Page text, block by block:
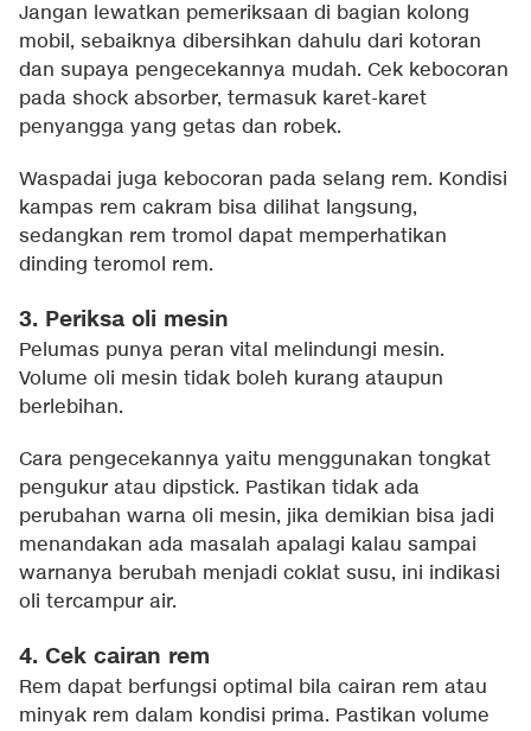
Jangan lewatkan pemeriksaan di bagian kolong
mobil, sebaiknya dibersihkan dahulu dari kotoran
dan supaya pengecekannya mudah. Cek kebocoran
pada shock absorber, termasuk karet-karet
penyangga yang getas dan robek.
Waspadai juga kebocoran pada selang rem. Kondisi
kampas rem cakram bisa dilihat langsung,
sedangkan rem tromol dapat memperhatikan
dinding teromol rem.
3. Periksa oli mesin
Pelumas punya peran vital melindungi mesin.
Volume oli mesin tidak boleh kurang ataupun
berlebihan.
Cara pengecekannya yaitu menggunakan tongkat
pengukur atau dipstick. Pastikan tidak ada
perubahan warna oli mesin, jika demikian bisa jadi
menandakan ada masalah apalagi kalau sampai
warnanya berubah menjadi coklat susu, ini indikasi
oli tercampur air.
4. Cek cairan rem
Rem dapat berfungsi optimal bila cairan rem atau
minyak rem dalam kondisi prima. Pastikan volume